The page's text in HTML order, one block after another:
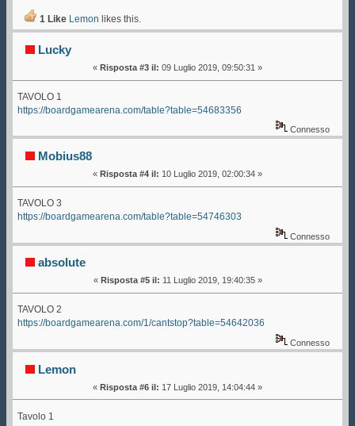
1 Like Lemon likes this.
Lucky
« Risposta #3 il: 09 Luglio 2019, 09:50:31 »
TAVOLO 1
https://boardgamearena.com/table?table=54683356
Connesso
Mobius88
« Risposta #4 il: 10 Luglio 2019, 02:00:34 »
TAVOLO 3
https://boardgamearena.com/table?table=54746303
Connesso
absolute
« Risposta #5 il: 11 Luglio 2019, 19:40:35 »
TAVOLO 2
https://boardgamearena.com/1/cantstop?table=54642036
Connesso
Lemon
« Risposta #6 il: 17 Luglio 2019, 14:04:44 »
Tavolo 1